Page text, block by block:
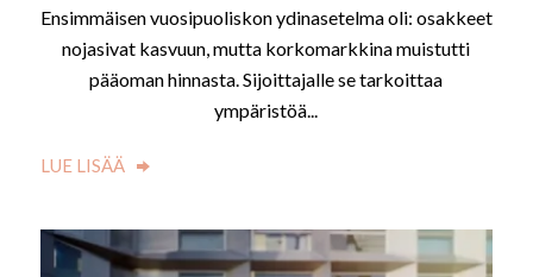
Ensimmäisen vuosipuoliskon ydinasetelma oli: osakkeet
nojasivat kasvuun, mutta korkomarkkina muistutti
pääoman hinnasta. Sijoittajalle se tarkoittaa
ympäristöä...
LUE LISÄÄ